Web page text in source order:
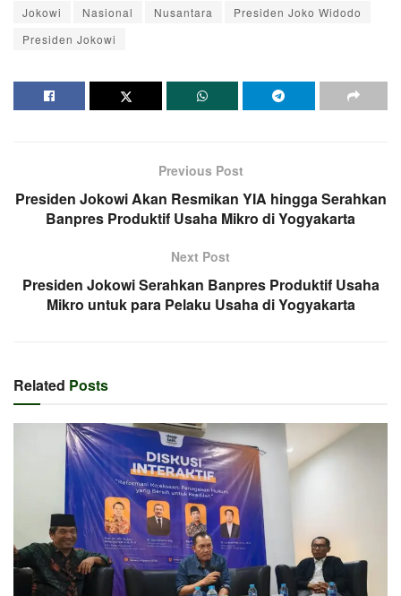
Jokowi
Nasional Nusantara
Presiden Joko Widodo
Presiden Jokowi
Previous Post
Presiden Jokowi Akan Resmikan YIA hingga Serahkan
Banpres Produktif Usaha Mikro di Yogyakarta
Next Post
Presiden Jokowi Serahkan Banpres Produktif Usaha
Mikro untuk para Pelaku Usaha di Yogyakarta
Related Posts